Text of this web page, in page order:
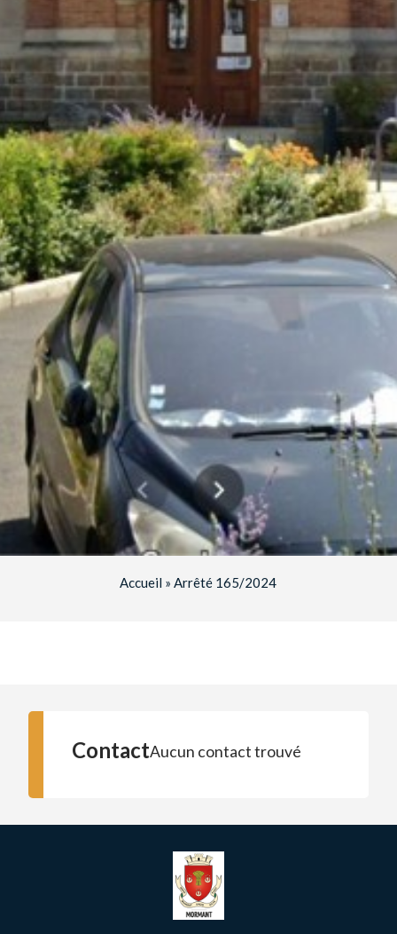
Accueil »Arrêté 165/2024
ContactAucun contact trouvé